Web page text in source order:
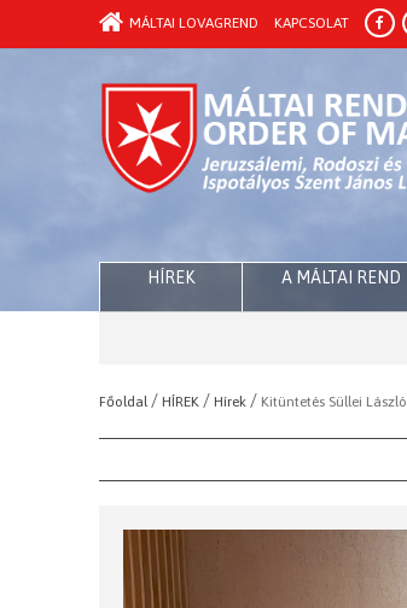
MÁLTAI LOVAGREND KAPCSOLAT
HÍREK A MÁLTAI REND
Főoldal / HÍREK / Hírek / Kitüntetés Süllei